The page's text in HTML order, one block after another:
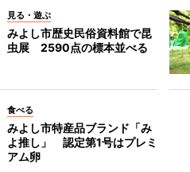
見る・遊ぶ
みよし市歴史民俗資料館で昆
虫展 2590点の標本並べる
食べる
みよし市特産品ブランド「み
よ推し」 認定第1号はプレミ
アム卵